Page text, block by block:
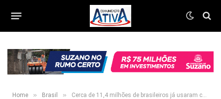
Home » Brasil » Cerca de 11,4 milhões de brasileiros já usaram cocaína ou crack